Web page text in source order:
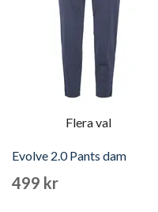
Flera val
Evolve 2.0 Pants dam
499 kr